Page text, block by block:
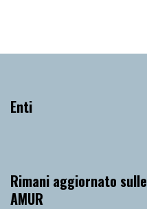
Enti
Rimani aggiornato
AMUR